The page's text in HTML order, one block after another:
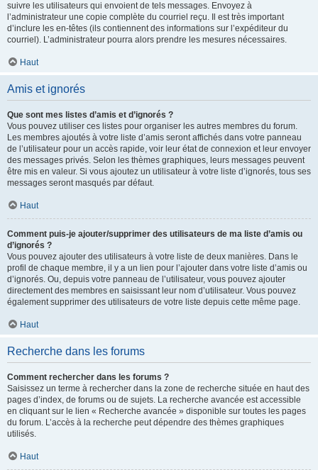
suivre les utilisateurs qui envoient de tels messages. Envoyez à
l’administrateur une copie complète du courriel reçu. Il est très important
d’inclure les en-têtes (ils contiennent des informations sur l’expéditeur du
courriel). L’administrateur pourra alors prendre les mesures nécessaires.
Haut
Amis et ignorés
Que sont mes listes d’amis et d’ignorés ?
Vous pouvez utiliser ces listes pour organiser les autres membres du forum.
Les membres ajoutés à votre liste d’amis seront affichés dans votre panneau
de l’utilisateur pour un accès rapide, voir leur état de connexion et leur envoyer
des messages privés. Selon les thèmes graphiques, leurs messages peuvent
être mis en valeur. Si vous ajoutez un utilisateur à votre liste d’ignorés, tous ses
messages seront masqués par défaut.
Haut
Comment puis-je ajouter/supprimer des utilisateurs de ma liste d’amis ou
d’ignorés ?
Vous pouvez ajouter des utilisateurs à votre liste de deux manières. Dans le
profil de chaque membre, il y a un lien pour l’ajouter dans votre liste d’amis ou
d’ignorés. Ou, depuis votre panneau de l’utilisateur, vous pouvez ajouter
directement des membres en saisissant leur nom d’utilisateur. Vous pouvez
également supprimer des utilisateurs de votre liste depuis cette même page.
Haut
Recherche dans les forums
Comment rechercher dans les forums ?
Saisissez un terme à rechercher dans la zone de recherche située en haut des
pages d’index, de forums ou de sujets. La recherche avancée est accessible
en cliquant sur le lien « Recherche avancée » disponible sur toutes les pages
du forum. L’accès à la recherche peut dépendre des thèmes graphiques
utilisés.
Haut